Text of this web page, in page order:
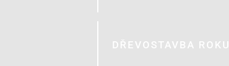
DŘEVOSTAVBA ROKU